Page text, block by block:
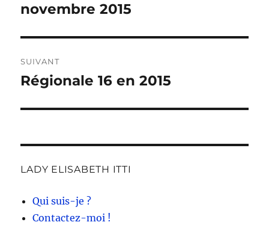
l’article
précédente :
novembre 2015
SUIVANT
Publication
Régionale 16 en 2015
LADY ELISABETH ITTI
Qui suis-je ?
Contactez-moi !